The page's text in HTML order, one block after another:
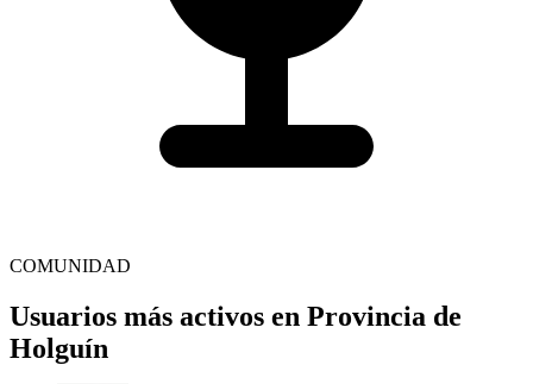
COMUNIDAD
Usuarios más activos en Provincia de
Holguín